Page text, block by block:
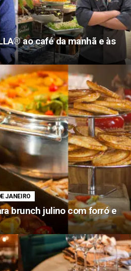
ao café da manhã e às
JANEIRO
brunch julino com forró e